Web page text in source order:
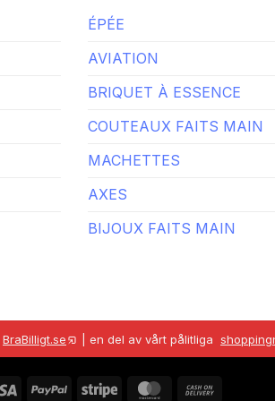
ÉPÉE
AVIATION
BRIQUET À ESSENCE
COUTEAUX FAITS MAIN
MACHETTES
AXES
BIJOUX FAITS MAIN
BraBilligt.se en del av vårt pålitliga